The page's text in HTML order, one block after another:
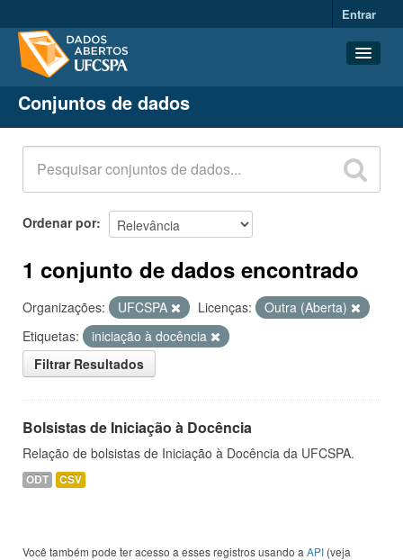
Entrar
Conjuntos de dados
Organizações
Grupos
Sobre
Conjuntos de dados
Ordenar por
1 conjunto de dados encontrado
Organizações: UFCSPA Licenças:
Outra (Aberta)
Etiquetas:
iniciação à docência
Filtrar Resultados
Bolsistas de Iniciação à Docência
Relação de bolsistas de Iniciação à Docência da UFCSPA.
ODT CSV
Você também pode ter acesso a esses registros usando a API (veja